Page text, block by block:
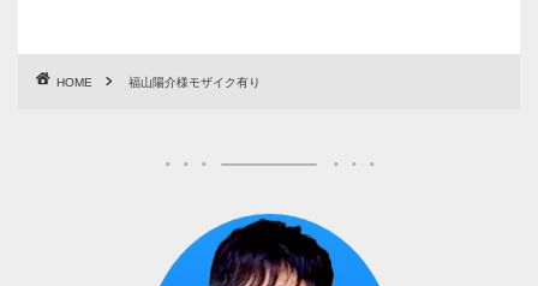
HOME 福山陽介様モザイク有り